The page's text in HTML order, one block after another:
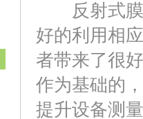
反射式膜
好的利用相
者带来了很
作为基础的
提升设备测